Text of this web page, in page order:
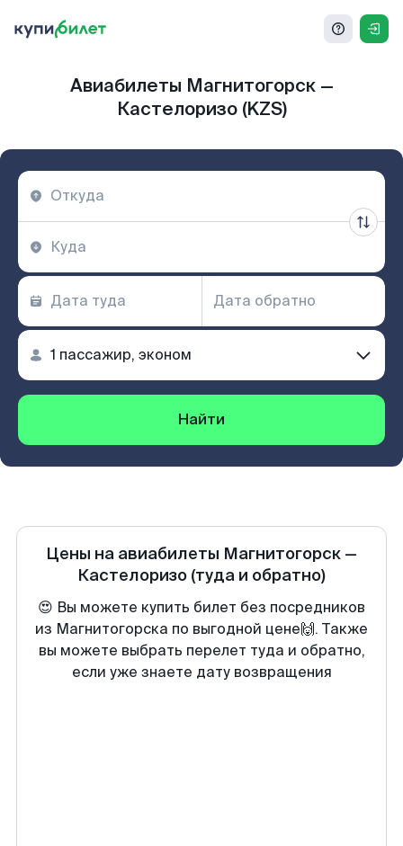
Авиабилеты Магнитогорск —
Кастелоризо (KZS)
Найти
Цены на авиабилеты Магнитогорск —
Кастелоризо (туда и обратно)
😍 Вы можете купить билет без посредников
из Магнитогорска по выгодной цене🙌. Также
вы можете выбрать перелет туда и обратно,
если уже знаете дату возвращения